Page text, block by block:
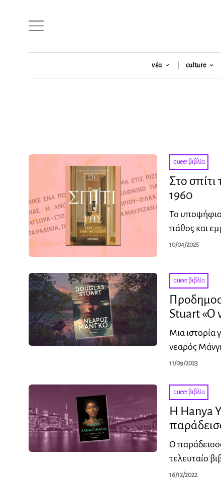
νέα culture
queer βιβλία
Στο
1960
Το υποψήφιο
πάθος και
10/04/2025
queer βιβλία
Stuart «Ο
Μια ιστορία
νεαρός
11/09/2023
queer βιβλία
Η Hanya
Ο
τελευταίο
16/12/2022